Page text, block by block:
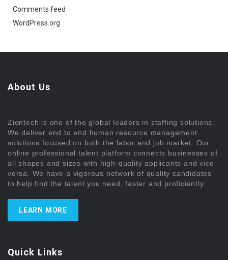
Comments feed
WordPress.org
About Us
Ziontech is one of the global leaders in staffing solutions.
We deliver end to end human resource management
solutions focused on both the labor and job market. Our
online professional talent platform connects businesses of
all shapes and sizes with high-quality applicants and vice
versa. We have a vigorous network of quality candidates
to help find the talent you need, faster and proficiently.
LEARN MORE
Quick Links